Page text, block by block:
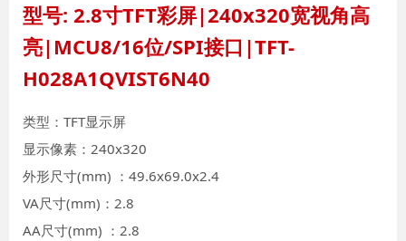
型号: 2.8寸TFT彩屏|240x320宽视角高
亮|MCU8/16位/SPI接口|TFT-
H028A1QVIST6N40
类型：TFT显示屏
显示像素：240x320
外形尺寸(mm) ：49.6x69.0x2.4
VA尺寸(mm)：2.8
AA尺寸(mm) ：2.8